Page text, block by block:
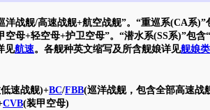
洋战舰/高速战舰+航空战舰”。“重巡系(CA系
空母+轻空母+护卫空母”。“潜水系(SS系)”包含
见航速。各舰种英文缩写及所含舰娘详见舰娘
速战舰)+BC/FBB(巡洋战舰，包含全部高速战
CVB(装甲空母)